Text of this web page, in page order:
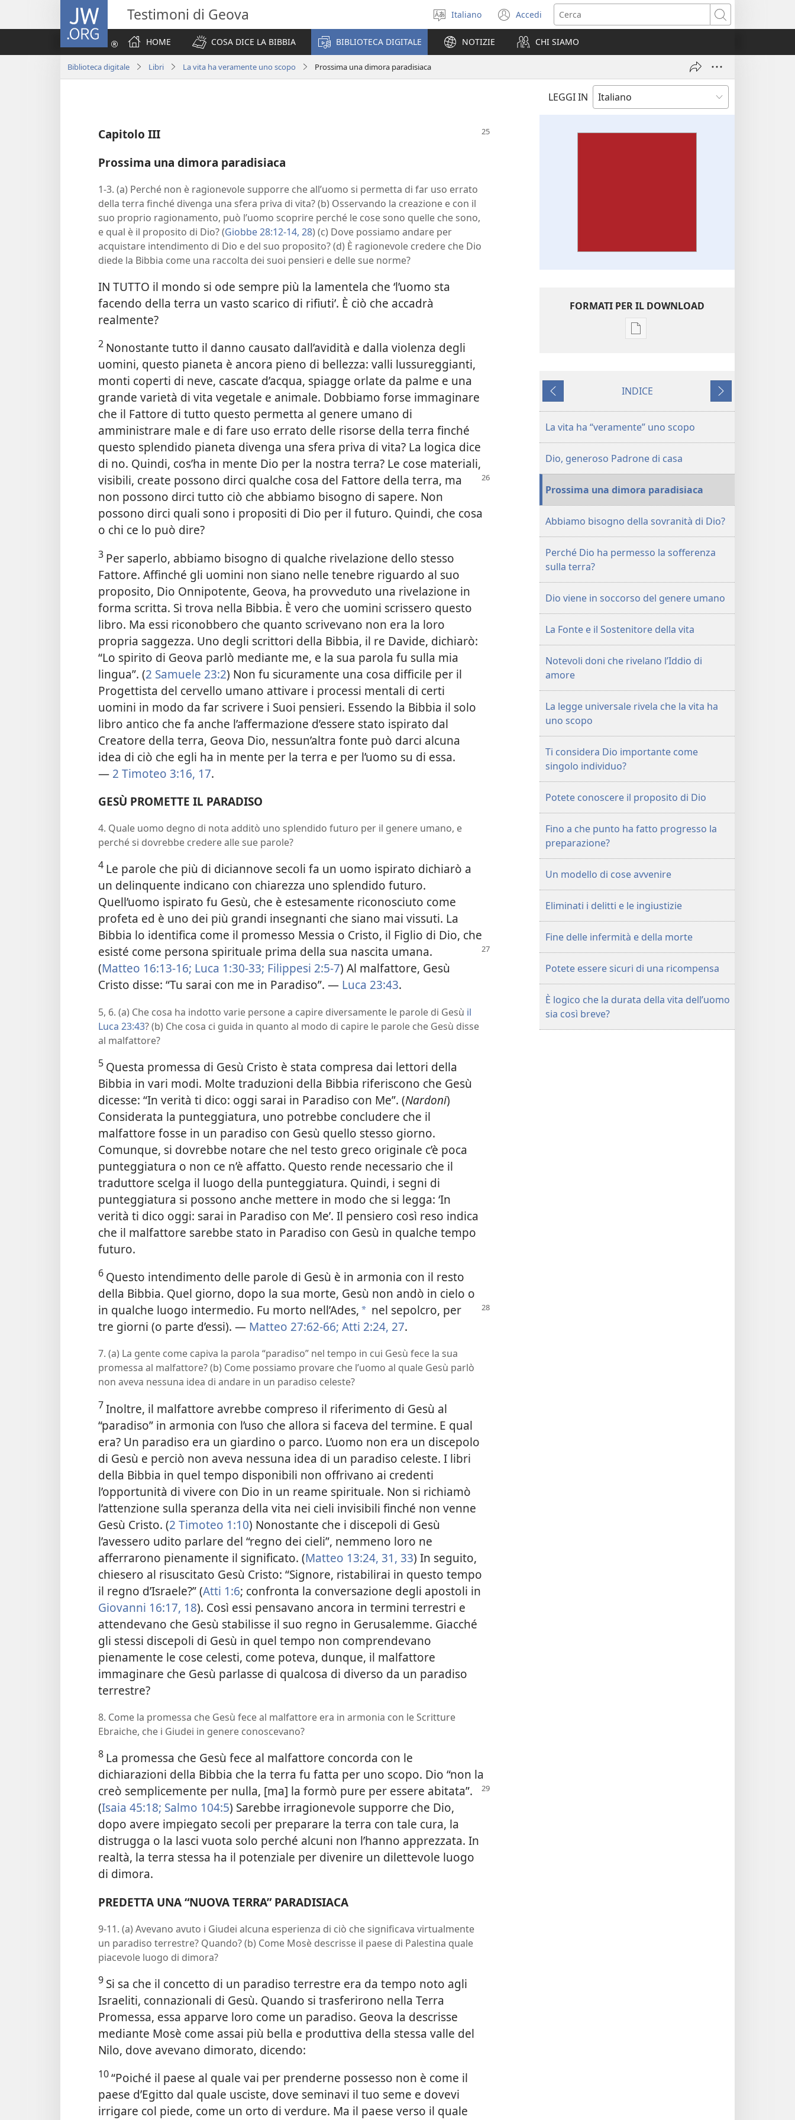
JW.ORG Testimoni di Geova
Seleziona
la
lingua
Italiano Accedi
(apre
una
nuova
finestra)
Cerca
HOME
COSA DICE LA BIBBIA BIBLIOTECA DIGITALE NOTIZIE CHI SIAMO
Biblioteca digitale Libri La vita ha veramente uno scopo Prossima una dimora paradisiaca
LEGGI IN
Capitolo III
Prossima una dimora paradisiaca
1-3. (a) Perché non è ragionevole supporre che all’uomo si permetta di far uso errato
della terra finché divenga una sfera priva di vita? (b) Osservando la creazione e con il
suo proprio ragionamento, può l’uomo scoprire perché le cose sono quelle che sono,
e qual è il proposito di Dio? (Giobbe 28:12-14, 28) (c) Dove possiamo andare per
acquistare intendimento di Dio e del suo proposito? (d) È ragionevole credere che Dio
diede la Bibbia come una raccolta dei suoi pensieri e delle sue norme?
IN TUTTO il mondo si ode sempre più la lamentela che ‘l’uomo sta
facendo della terra un vasto scarico di rifiuti’. È ciò che accadrà
realmente?
2 Nonostante tutto il danno causato dall’avidità e dalla violenza degli
uomini, questo pianeta è ancora pieno di bellezza: valli lussureggianti,
monti coperti di neve, cascate d’acqua, spiagge orlate da palme e una
grande varietà di vita vegetale e animale. Dobbiamo forse immaginare
che il Fattore di tutto questo permetta al genere umano di
amministrare male e di fare uso errato delle risorse della terra finché
questo splendido pianeta divenga una sfera priva di vita? La logica dice
di no. Quindi, cos’ha in mente Dio per la nostra terra? Le cose materiali,
visibili, create possono dirci qualche cosa del Fattore della terra, ma
non possono dirci tutto ciò che abbiamo bisogno di sapere. Non
possono dirci quali sono i propositi di Dio per il futuro. Quindi, che cosa
o chi ce lo può dire?
3 Per saperlo, abbiamo bisogno di qualche rivelazione dello stesso
Fattore. Affinché gli uomini non siano nelle tenebre riguardo al suo
proposito, Dio Onnipotente, Geova, ha provveduto una rivelazione in
forma scritta. Si trova nella Bibbia. È vero che uomini scrissero questo
libro. Ma essi riconobbero che quanto scrivevano non era la loro
propria saggezza. Uno degli scrittori della Bibbia, il re Davide, dichiarò:
“Lo spirito di Geova parlò mediante me, e la sua parola fu sulla mia
lingua”. (2 Samuele 23:2) Non fu sicuramente una cosa difficile per il
Progettista del cervello umano attivare i processi mentali di certi
uomini in modo da far scrivere i Suoi pensieri. Essendo la Bibbia il solo
libro antico che fa anche l’affermazione d’essere stato ispirato dal
Creatore della terra, Geova Dio, nessun’altra fonte può darci alcuna
idea di ciò che egli ha in mente per la terra e per l’uomo su di essa.
— 2 Timoteo 3:16, 17.
GESÙ PROMETTE IL PARADISO
4. Quale uomo degno di nota additò uno splendido futuro per il genere umano, e
perché si dovrebbe credere alle sue parole?
4 Le parole che più di diciannove secoli fa un uomo ispirato dichiarò a
un delinquente indicano con chiarezza uno splendido futuro.
Quell’uomo ispirato fu Gesù, che è estesamente riconosciuto come
profeta ed è uno dei più grandi insegnanti che siano mai vissuti. La
Bibbia lo identifica come il promesso Messia o Cristo, il Figlio di Dio, che
esisté come persona spirituale prima della sua nascita umana.
(Matteo 16:13-16; Luca 1:30-33; Filippesi 2:5-7) Al malfattore, Gesù
Cristo disse: “Tu sarai con me in Paradiso”. — Luca 23:43.
5, 6. (a) Che cosa ha indotto varie persone a capire diversamente le parole di Gesù il
Luca 23:43? (b) Che cosa ci guida in quanto al modo di capire le parole che Gesù disse
al malfattore?
5 Questa promessa di Gesù Cristo è stata compresa dai lettori della
Bibbia in vari modi. Molte traduzioni della Bibbia riferiscono che Gesù
dicesse: “In verità ti dico: oggi sarai in Paradiso con Me”. (Nardoni)
Considerata la punteggiatura, uno potrebbe concludere che il
malfattore fosse in un paradiso con Gesù quello stesso giorno.
Comunque, si dovrebbe notare che nel testo greco originale c’è poca
punteggiatura o non ce n’è affatto. Questo rende necessario che il
traduttore scelga il luogo della punteggiatura. Quindi, i segni di
punteggiatura si possono anche mettere in modo che si legga: ‘In
verità ti dico oggi: sarai in Paradiso con Me’. Il pensiero così reso indica
che il malfattore sarebbe stato in Paradiso con Gesù in qualche tempo
futuro.
6 Questo intendimento delle parole di Gesù è in armonia con il resto
della Bibbia. Quel giorno, dopo la sua morte, Gesù non andò in cielo o
in qualche luogo intermedio. Fu morto nell’Ades, * nel sepolcro, per
tre giorni (o parte d’essi). — Matteo 27:62-66; Atti 2:24, 27.
7. (a) La gente come capiva la parola “paradiso” nel tempo in cui Gesù fece la sua
promessa al malfattore? (b) Come possiamo provare che l’uomo al quale Gesù parlò
non aveva nessuna idea di andare in un paradiso celeste?
7Inoltre, il malfattore avrebbe compreso il riferimento di Gesù al
“paradiso” in armonia con l’uso che allora si faceva del termine. E qual
era? Un paradiso era un giardino o parco. L’uomo non era un discepolo
di Gesù e perciò non aveva nessuna idea di un paradiso celeste. I libri
della Bibbia in quel tempo disponibili non offrivano ai credenti
l’opportunità di vivere con Dio in un reame spirituale. Non si richiamò
l’attenzione sulla speranza della vita nei cieli invisibili finché non venne
Gesù Cristo. (2 Timoteo 1:10) Nonostante che i discepoli di Gesù
l’avessero udito parlare del “regno dei cieli”, nemmeno loro ne
afferrarono pienamente il significato. (Matteo 13:24, 31, 33) In seguito,
chiesero al risuscitato Gesù Cristo: “Signore, ristabilirai in questo tempo
il regno d’Israele?” (Atti 1:6; confronta la conversazione degli apostoli in
Giovanni 16:17, 18). Così essi pensavano ancora in termini terrestri e
attendevano che Gesù stabilisse il suo regno in Gerusalemme. Giacché
gli stessi discepoli di Gesù in quel tempo non comprendevano
pienamente le cose celesti, come poteva, dunque, il malfattore
immaginare che Gesù parlasse di qualcosa di diverso da un paradiso
terrestre?
8. Come la promessa che Gesù fece al malfattore era in armonia con le Scritture
Ebraiche, che i Giudei in genere conoscevano?
8 La promessa che Gesù fece al malfattore concorda con le
dichiarazioni della Bibbia che la terra fu fatta per uno scopo. Dio “non la
creò semplicemente per nulla, [ma] la formò pure per essere abitata”.
(Isaia 45:18; Salmo 104:5) Sarebbe irragionevole supporre che Dio,
dopo avere impiegato secoli per preparare la terra con tale cura, la
distrugga o la lasci vuota solo perché alcuni non l’hanno apprezzata. In
realtà, la terra stessa ha il potenziale per divenire un dilettevole luogo
di dimora.
PREDETTA UNA “NUOVA TERRA” PARADISIACA
9-11. (a) Avevano avuto i Giudei alcuna esperienza di ciò che significava virtualmente
un paradiso terrestre? Quando? (b) Come Mosè descrisse il paese di Palestina quale
piacevole luogo di dimora?
9 Si sa che il concetto di un paradiso terrestre era da tempo noto agli
Israeliti, connazionali di Gesù. Quando si trasferirono nella Terra
Promessa, essa apparve loro come un paradiso. Geova la descrisse
mediante Mosè come assai più bella e produttiva della stessa valle del
Nilo, dove avevano dimorato, dicendo:
10“Poiché il paese al quale vai per prenderne possesso non è come il
paese d’Egitto dal quale usciste, dove seminavi il tuo seme e dovevi
irrigare col piede, come un orto di verdure. Ma il paese verso il quale
FORMATI PER IL DOWNLOAD
Opzioni
delle
La
vita
veramente
uno
scopo
Precedente
INDICE
Successivo
La vita ha “veramente” uno scopo
Dio, generoso Padrone di casa
Prossima una dimora paradisiaca
Abbiamo bisogno della sovranità di Dio?
Perché Dio ha permesso la sofferenza
sulla terra?
Dio viene in soccorso del genere umano
La Fonte e il Sostenitore della vita
Notevoli doni che rivelano l’Iddio di
amore
La legge universale rivela che la vita ha
uno scopo
Ti considera Dio importante come
singolo individuo?
Potete conoscere il proposito di Dio
Fino a che punto ha fatto progresso la
preparazione?
Un modello di cose avvenire
Eliminati i delitti e le ingiustizie
Fine delle infermità e della morte
Potete essere sicuri di una ricompensa
È logico che la durata della vita dell’uomo
sia così breve?